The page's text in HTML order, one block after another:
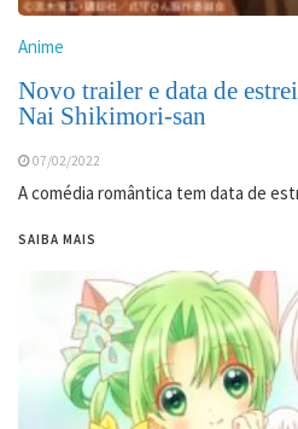
Anime
Novo trailer e data de
Nai Shikimori-san
07/02/2022
A comédia romântica tem data de
SAIBA MAIS